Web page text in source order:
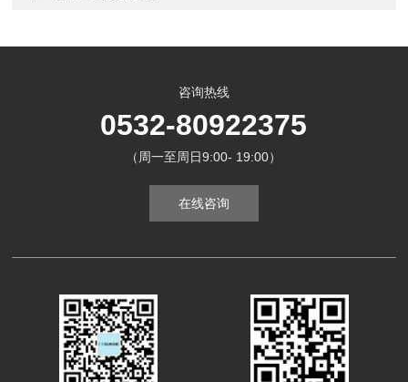
咨询热线
0532-80922375
（周一至周日9:00- 19:00）
在线咨询